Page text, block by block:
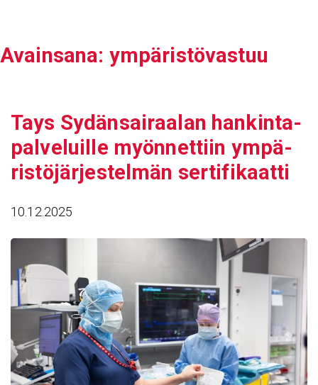
Avain­sana: ympäristövastuu
Tays Sydän­sai­raalan hankin­ta­
pal­ve­luille myön­net­tiin ympä­
ris­tö­jär­jes­telmän serti­fi­kaatti
10.12.2025